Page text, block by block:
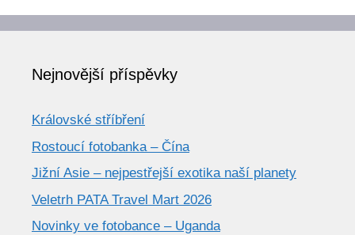
Nejnovější příspěvky
Královské stříbření
Rostoucí fotobanka – Čína
Jižní Asie – nejpestřejší exotika naší planety
Veletrh PATA Travel Mart 2026
Novinky ve fotobance – Uganda